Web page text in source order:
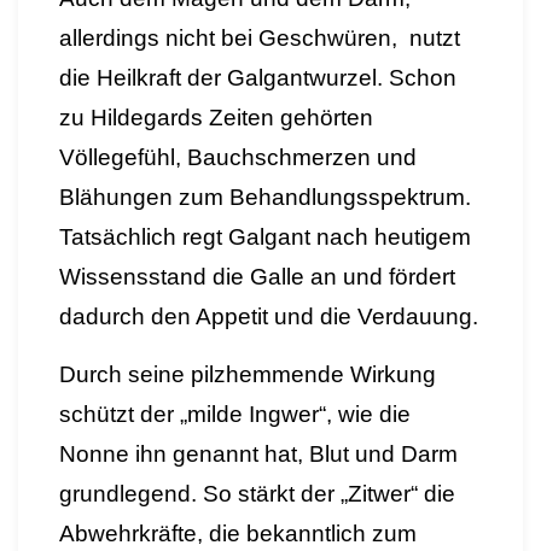
allerdings nicht bei Geschwüren, nutzt
die Heilkraft der Galgantwurzel. Schon
zu Hildegards Zeiten gehörten
Völlegefühl, Bauchschmerzen und
Blähungen zum Behandlungsspektrum.
Tatsächlich regt Galgant nach heutigem
Wissensstand die Galle an und fördert
dadurch den Appetit und die Verdauung.
Durch seine pilzhemmende Wirkung
schützt der „milde Ingwer“, wie die
Nonne ihn genannt hat, Blut und Darm
grundlegend. So stärkt der „Zitwer“ die
Abwehrkräfte, die bekanntlich zum